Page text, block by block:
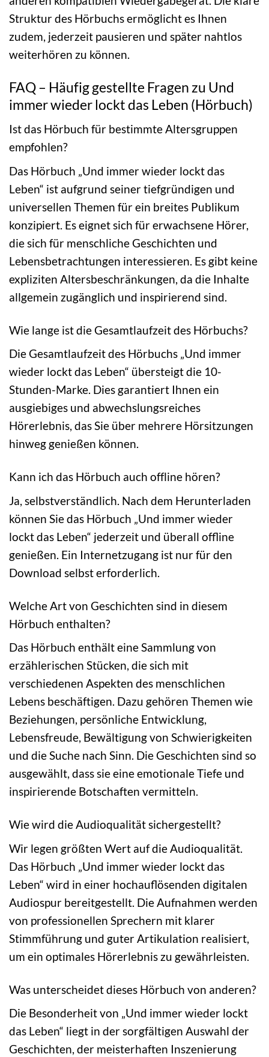
Struktur des Hörbuchs ermöglicht es Ihnen
zudem, jederzeit pausieren und später nahtlos
weiterhören zu können.
FAQ – Häufig gestellte Fragen zu Und
immer wieder lockt das Leben (Hörbuch)
Ist das Hörbuch für bestimmte Altersgruppen
empfohlen?
Das Hörbuch „Und immer wieder lockt das
Leben“ ist aufgrund seiner tiefgründigen und
universellen Themen für ein breites Publikum
konzipiert. Es eignet sich für erwachsene Hörer,
die sich für menschliche Geschichten und
Lebensbetrachtungen interessieren. Es gibt keine
expliziten Altersbeschränkungen, da die Inhalte
allgemein zugänglich und inspirierend sind.
Wie lange ist die Gesamtlaufzeit des Hörbuchs?
Die Gesamtlaufzeit des Hörbuchs „Und immer
wieder lockt das Leben“ übersteigt die 10-
Stunden-Marke. Dies garantiert Ihnen ein
ausgiebiges und abwechslungsreiches
Hörerlebnis, das Sie über mehrere Hörsitzungen
hinweg genießen können.
Kann ich das Hörbuch auch offline hören?
Ja, selbstverständlich. Nach dem Herunterladen
können Sie das Hörbuch „Und immer wieder
lockt das Leben“ jederzeit und überall offline
genießen. Ein Internetzugang ist nur für den
Download selbst erforderlich.
Welche Art von Geschichten sind in diesem
Hörbuch enthalten?
Das Hörbuch enthält eine Sammlung von
erzählerischen Stücken, die sich mit
verschiedenen Aspekten des menschlichen
Lebens beschäftigen. Dazu gehören Themen wie
Beziehungen, persönliche Entwicklung,
Lebensfreude, Bewältigung von Schwierigkeiten
und die Suche nach Sinn. Die Geschichten sind so
ausgewählt, dass sie eine emotionale Tiefe und
inspirierende Botschaften vermitteln.
Wie wird die Audioqualität sichergestellt?
Wir legen größten Wert auf die Audioqualität.
Das Hörbuch „Und immer wieder lockt das
Leben“ wird in einer hochauflösenden digitalen
Audiospur bereitgestellt. Die Aufnahmen werden
von professionellen Sprechern mit klarer
Stimmführung und guter Artikulation realisiert,
um ein optimales Hörerlebnis zu gewährleisten.
Was unterscheidet dieses Hörbuch von anderen?
Die Besonderheit von „Und immer wieder lockt
das Leben“ liegt in der sorgfältigen Auswahl der
Geschichten, der meisterhaften Inszenierung